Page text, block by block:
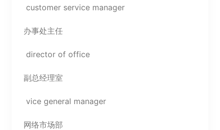
customer service manager
办事处主任
director of office
副总经理室
vice general manager
网络市场部